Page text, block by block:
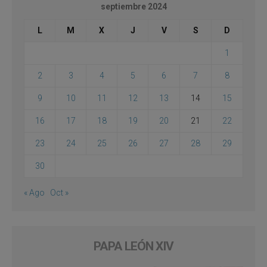
septiembre 2024
L M X J V S D
1
2 3 4 5 6 7 8
9 10 11 12 13 14 15
16 17 18 19 20 21 22
23 24 25 26 27 28 29
30
« Ago Oct »
PAPA LEÓN XIV